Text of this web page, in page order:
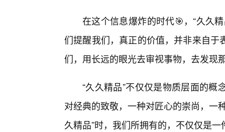
在这个信息爆炸的时代🎯，“久久
们提醒我们，真正的价值，并非来自
们，用长远的眼光去审视事物，去发现
“久久精品”不仅仅是物质层面的
对经典的致敬，一种对匠心的崇尚，一
久精品”时，我们所拥有的，不仅仅是